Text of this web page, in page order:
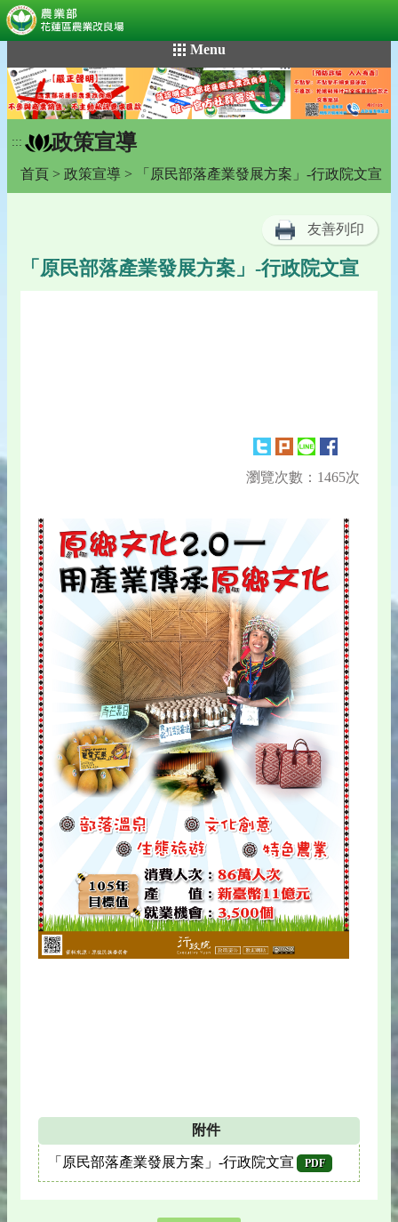
到
主
要
內
容
Menu
::: 政策宣導
首頁 > 政策宣導 > 「原民部落產業發展方案」-行政院文宣
友善列印
「原民部落產業發展方案」-行政院文宣
瀏覽次數：1465次
附件
「原民部落產業發展方案」-行政院文宣 PDF